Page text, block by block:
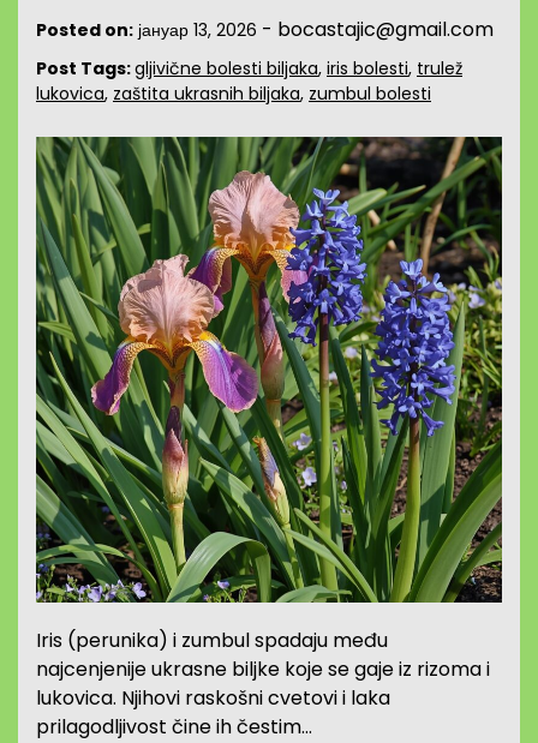
Posted on: јануар 13, 2026 - bocastajic@gmail.com
Post Tags:gljivične bolesti biljaka, iris bolesti, trulež
lukovica, zaštita ukrasnih biljaka, zumbul bolesti
Iris (perunika) i zumbul spadaju među
najcenjenije ukrasne biljke koje se gaje iz rizoma i
lukovica. Njihovi raskošni cvetovi i laka
prilagodljivost čine ih čestim…